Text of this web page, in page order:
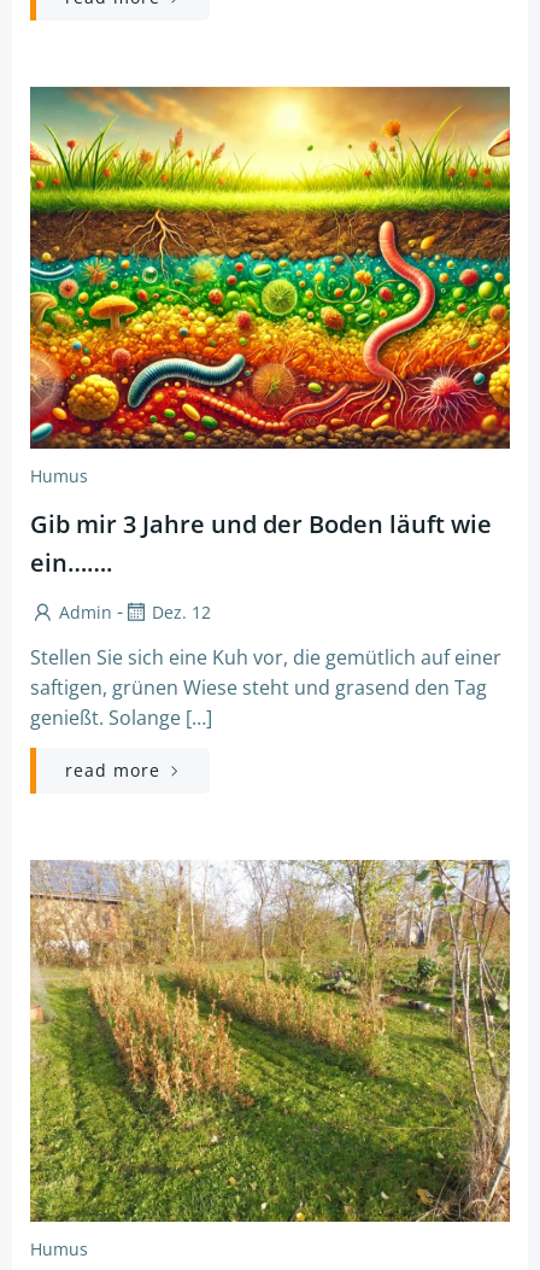
Humus
Gib mir 3 Jahre und der Boden läuft wie
ein…….
Admin - Dez. 12
Stellen Sie sich eine Kuh vor, die gemütlich auf einer
saftigen, grünen Wiese steht und grasend den Tag
genießt. Solange […]
read more
Humus